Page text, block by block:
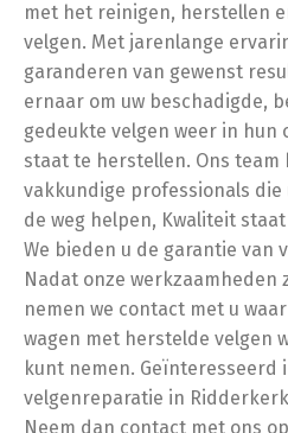
met het reinigen, herstellen
velgen. Met jarenlange
garanderen van gewenst
ernaar om uw beschadigde,
gedeukte velgen weer in hun
staat te herstellen. Ons team
vakkundige professionals die
de weg helpen, Kwaliteit
We bieden u de garantie van
Nadat onze werkzaamheden
nemen we contact met u
wagen met herstelde velgen
kunt nemen. Geïnteresseerd
velgenreparatie in
Neem dan contact met ons